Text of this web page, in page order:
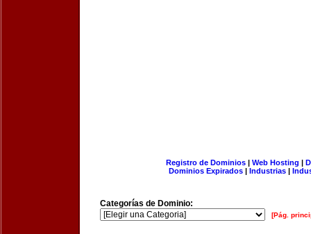
Registro de Dominios| Web Hosting |
Dominios Expirados | Industrias |
Categorías de Dominio:
[Pág.